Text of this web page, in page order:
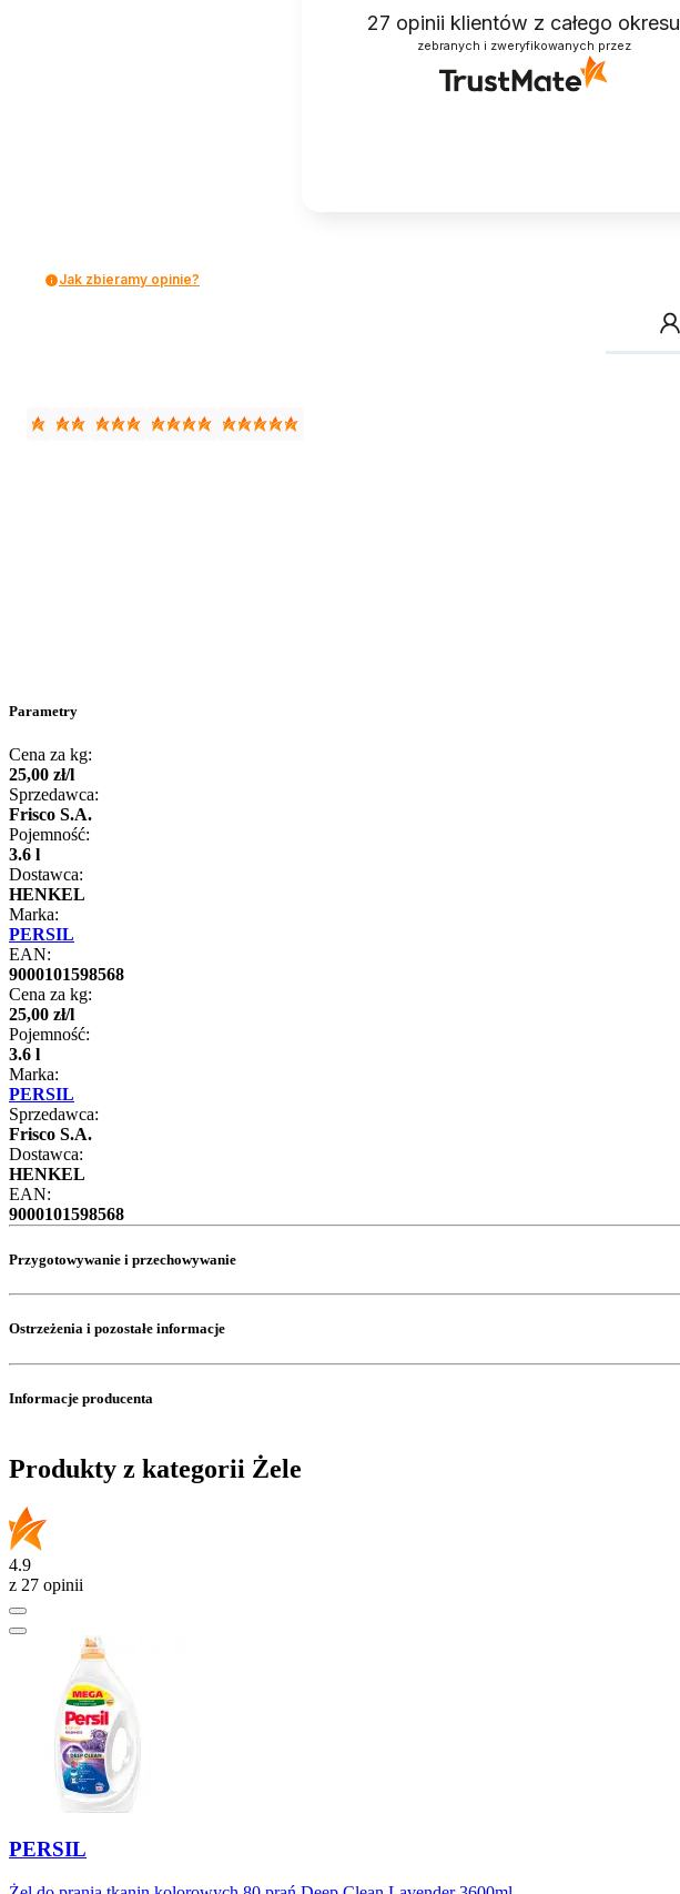
27 opinii klientów z całego okresu
zebranych i zweryfikowanych przez
Jak zbieramy opinie?
Parametry
Cena za kg:
25,00 zł/l
Sprzedawca:
Frisco S.A.
Pojemność:
3.6 l
Dostawca:
HENKEL
Marka:
PERSIL
EAN:
9000101598568
Cena za kg:
25,00 zł/l
Pojemność:
3.6 l
Marka:
PERSIL
Sprzedawca:
Frisco S.A.
Dostawca:
HENKEL
EAN:
9000101598568
Przygotowywanie i przechowywanie
Ostrzeżenia i pozostałe informacje
Informacje producenta
Produkty z kategorii Żele
4.9
z 27 opinii
PERSIL